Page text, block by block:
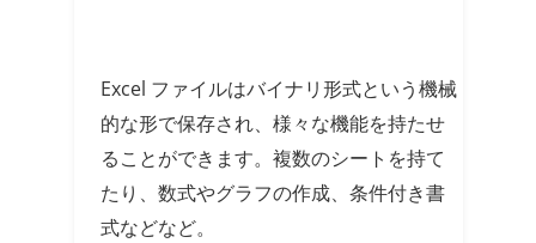
Excel ファイルはバイナリ形式という機械
的な形で保存され、様々な機能を持たせ
ることができます。複数のシートを持て
たり、数式やグラフの作成、条件付き書
式などなど。